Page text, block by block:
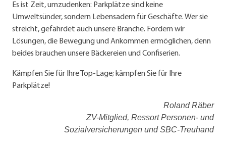
Es ist Zeit, umzudenken: Parkplätze sind keine
Umweltsünder, sondern Lebensadern für Geschäfte. Wer sie
streicht, gefährdet auch unsere Branche. Fordern wir
Lösungen, die Bewegung und Ankommen ermöglichen, denn
beides brauchen unsere Bäckereien und Confiserien.
Kämpfen Sie für Ihre Top-Lage; kämpfen Sie für Ihre
Parkplätze!
Roland Räber
ZV-Mitglied, Ressort Personen- und
Sozialversicherungen und SBC-Treuhand